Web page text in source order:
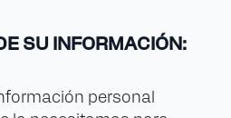
SU INFORMACIÓN:
personal